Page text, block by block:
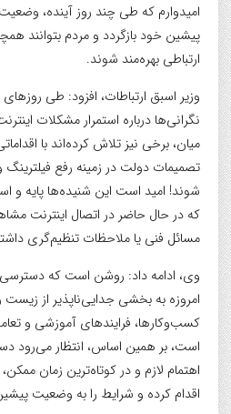
امیدوارم که طی چند روز آینده،
پیشین خود بازگردد و مردم بتوانند
ارتباطی بهره‌مند شوند.
وزیر اسبق ارتباطات، افزود: طی
نگرانی‌ها درباره استمرار مشکلات
میان، برخی نیز تلاش کرده‌اند با
تصمیمات دولت در زمینه رفع فیلترینگ
شوند! امید است این شنیده‌ها پایه و
که در حال حاضر در اتصال اینترنت
مسائل فنی یا ملاحظات تنظیم‌گری
وی، ادامه داد: روشن است که دسترسی
امروزه به بخشی جدایی‌ناپذیر از زیست
کسب‌وکارها، فرایندهای آموزشی و
است، بر همین اساس، انتظار می‌رود
اهتمام لازم و در کوتاه‌ترین زمان
اقدام کرده و شرایط را به وضعیت پیشین